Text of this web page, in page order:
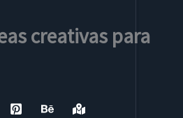
creativas para